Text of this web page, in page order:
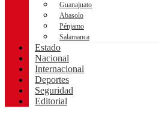
Guanajuato
Abasolo
Pénjamo
Salamanca
Estado
Nacional
Internacional
Deportes
Seguridad
Editorial